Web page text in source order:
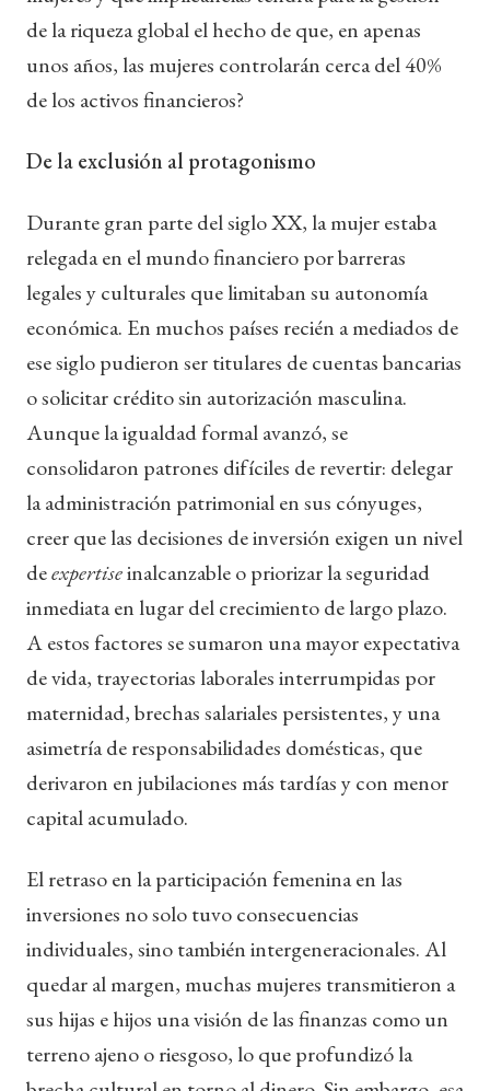
de la riqueza global el hecho de que, en apenas
unos años, las mujeres controlarán cerca del 40%
de los activos financieros?
De la exclusión al protagonismo
Durante gran parte del siglo XX, la mujer estaba
relegada en el mundo financiero por barreras
legales y culturales que limitaban su autonomía
económica. En muchos países recién a mediados de
ese siglo pudieron ser titulares de cuentas bancarias
o solicitar crédito sin autorización masculina.
Aunque la igualdad formal avanzó, se
consolidaron patrones difíciles de revertir: delegar
la administración patrimonial en sus cónyuges,
creer que las decisiones de inversión exigen un nivel
deexpertiseinalcanzable o priorizar la seguridad
inmediata en lugar del crecimiento de largo plazo.
A estos factores se sumaron una mayor expectativa
de vida, trayectorias laborales interrumpidas por
maternidad, brechas salariales persistentes, y una
asimetría de responsabilidades domésticas, que
derivaron en jubilaciones más tardías y con menor
capital acumulado.
El retraso en la participación femenina en las
inversiones no solo tuvo consecuencias
individuales, sino también intergeneracionales. Al
quedar al margen, muchas mujeres transmitieron a
sus hijas e hijos una visión de las finanzas como un
terreno ajeno o riesgoso, lo que profundizó la